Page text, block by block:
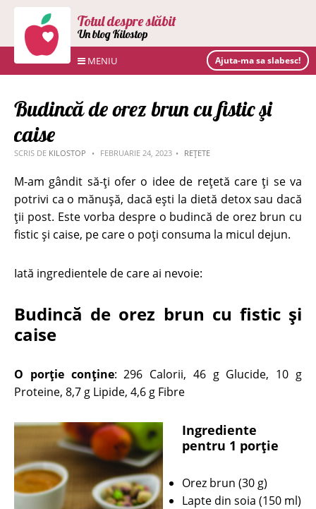
Totul despre slăbit
Un blog Kilostop
MENIU Ajuta-ma sa slabesc!
Budincă de orez brun cu fistic şi
caise
SCRIS DE KILOSTOP FEBRUARIE 24, 2023 REȚETE
M-am gândit să-ți ofer o idee de rețetă care ți se va
potrivi ca o mănușă, dacă ești la dietă detox sau dacă
ții post. Este vorba despre o budincă de orez brun cu
fistic și caise, pe care o poți consuma la micul dejun.
Iată ingredientele de care ai nevoie:
Budincă de orez brun cu fistic şi
caise
O porție conține: 296 Calorii, 46 g Glucide, 10 g
Proteine, 8,7 g Lipide, 4,6 g Fibre
Ingrediente
pentru 1 porție
Orez brun (30 g)
Lapte din soia (150 ml)